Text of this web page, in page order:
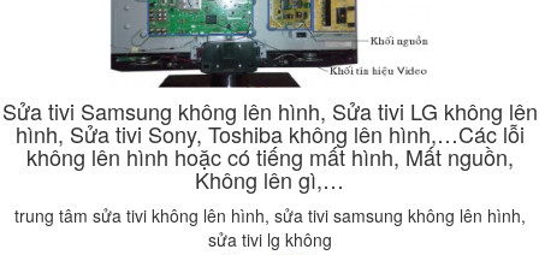
Sửa tivi Samsung không lên hình, Sửa tivi LG không lên
hình, Sửa tivi Sony, Toshiba không lên hình,…Các lỗi
không lên hình hoặc có tiếng mất hình, Mất nguồn,
Không lên gì,…
trung tâm sửa tivi không lên hình, sửa tivi samsung không lên hình,
sửa tivi lg không